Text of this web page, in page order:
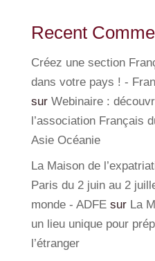
Recent
Créez une section
dans votre pays ! -
sur Webinaire :
l’association Français
Asie Océanie
La Maison de
Paris du 2 juin au 2
monde - ADFEsur La
un lieu unique pour
l’étranger